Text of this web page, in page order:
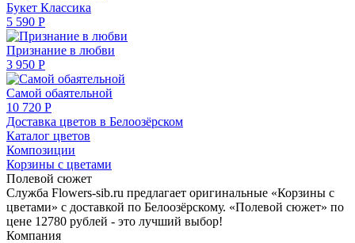
Букет Классика
5 590 Р
Признание в любви
3 950 Р
Самой обаятельной
10 720 Р
Доставка цветов в Белоозёрском
Каталог цветов
Композиции
Корзины с цветами
Полевой сюжет
Служба Flowers-sib.ru предлагает оригинальные «Корзины с
цветами» с доставкой по Белоозёрскому. «Полевой сюжет» по
цене 12780 рублей - это лучший выбор!
Компания